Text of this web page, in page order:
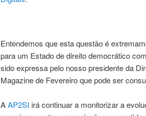
Entendemos que esta questão é
para um Estado de direito democrático
sido expressa pelo nosso presidente da
Magazine de Fevereiro que pode ser
AAP2SI irá continuar a monitorizar a